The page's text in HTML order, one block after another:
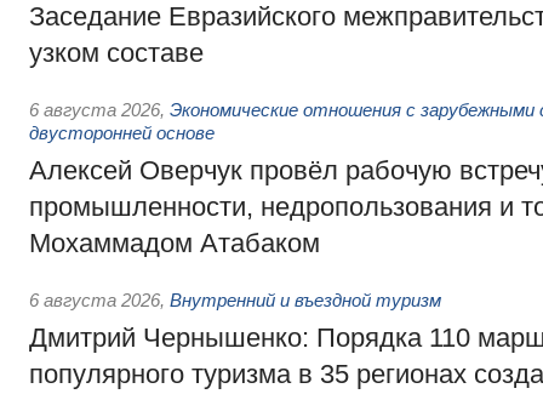
Заседание Евразийского
узком составе
6 августа 2026, Экономические отношения с
двусторонней основе
Алексей Оверчук провёл рабочую
промышленности, недропользования и
Мохаммадом Атабаком
6 августа 2026, Внутренний и въездной туризм
Дмитрий Чернышенко: Порядка 110
популярного туризма в 35 регионах